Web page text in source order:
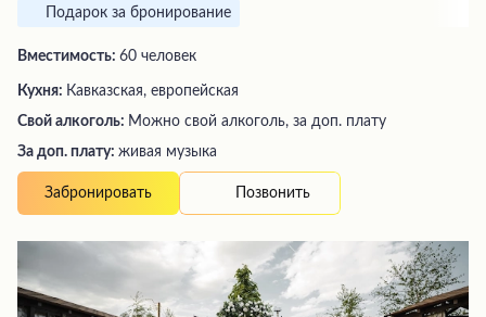
Подарок за бронирование
Вместимость: 60 человек
Кухня: Кавказская, европейская
Свой алкоголь: Можно свой алкоголь, за доп. плату
За доп. плату: живая музыка
Забронировать Позвонить